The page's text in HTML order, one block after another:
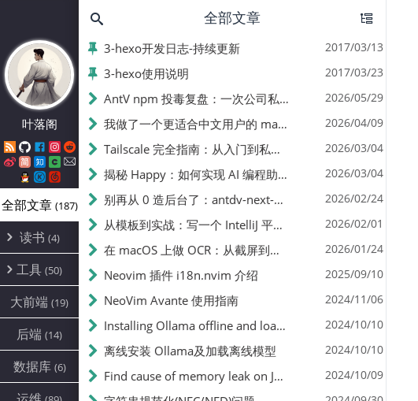
叶落阁
全部文章 (187)
读书 (4)
书单
阅读笔记(3)
工具 (50)
软件记录
git(8)
hexo(24)
IDEA
IOT
vim(3)
大前端 (19)
后端 (14)
数据库 (6)
全部文章
3-hexo开发日志-持续更新 2017/03/13
3-hexo使用说明 2017/03/23
AntV npm 投毒复盘：一次公司私服缓存恶意包引发的账号封禁事件 2026/05/29
我做了一个更适合中文用户的 macOS 菜单栏日历：Calendar Pro 2026/04/09
Tailscale 完全指南：从入门到私有 DERP 部署 2026/03/04
揭秘 Happy：如何实现 AI 编程助手输出的实时同步 2026/03/04
别再从 0 造后台了：antdv-next-admin，开箱即用的 Vue 3 中后台脚手架 2026/02/24
从模板到实战：写一个 IntelliJ 平台插件（以 I18n Toolkit 为例） 2026/02/01
在 macOS 上做 OCR：从截屏到可点词的实践笔记 2026/01/24
Neovim 插件 i18n.nvim 介绍 2025/09/10
NeoVim Avante 使用指南 2024/11/06
Installing Ollama offline and loading offline models 2024/10/10
离线安装 Ollama及加载离线模型 2024/10/10
Find cause of memory leak on Java 2024/10/09